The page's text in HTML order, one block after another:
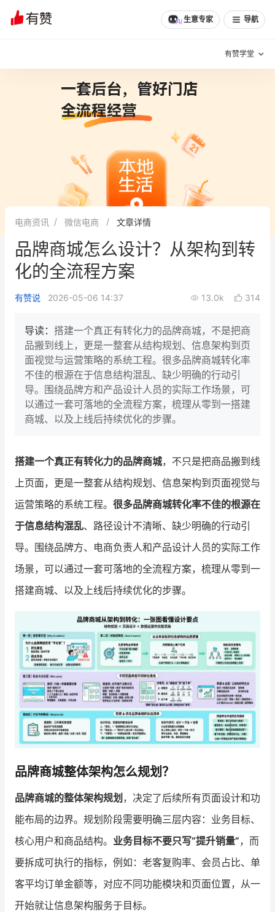
生意专家 导航
有赞学堂
增长方法
有赞专家说
新零售最佳实践
面对面聊增长
新零售大会
增长产品指南
智库 产品场景库
产品更新动态 帮助中心
品牌消费观 行业报告
新零售资讯
培训课程
私域课程 新零售内参
商家社区 社群交流
合作共进
入驻有赞 认证代理商
认证服务商 设计服务商
有赞云 数据通服务
电商资讯 微信电商 文章详情
品牌商城怎么设计？从架构到转
化的全流程方案
有赞说 2026-05-06 14:37 13.0k 314
导读： 搭建一个真正有转化力的品牌商城，不是把商
品搬到线上，更是一整套从结构规划、信息架构到页
面视觉与运营策略的系统工程。很多品牌商城转化率
不佳的根源在于信息结构混乱、缺少明确的行动引
导。围绕品牌方和产品设计人员的实际工作场景，可
以通过一套可落地的全流程方案，梳理从零到一搭建
商城、以及上线后持续优化的步骤。
搭建一个真正有转化力的品牌商城，不只是把商品搬到线
上页面，更是一整套从结构规划、信息架构到页面视觉与
运营策略的系统工程。 很多品牌商城转化率不佳的根源在
于信息结构混乱、路径设计不清晰、缺少明确的行动引
导。围绕品牌方、电商负责人和产品设计人员的实际工作
场景，可以通过一套可落地的全流程方案，梳理从零到一
搭建商城、以及上线后持续优化的步骤。
品牌商城整体架构怎么规划？
品牌商城的整体架构规划 ，决定了后续所有页面设计和功
能布局的边界。规划阶段需要明确三层内容：业务目标、
核心用户和商品结构。 业务目标不要只写“提升销量”，而
要拆成可执行的指标，例如：老客复购率、会员占比、单
客平均订单金额等，对应不同功能模块和页面位置，从一
开始就让信息架构服务于目标。